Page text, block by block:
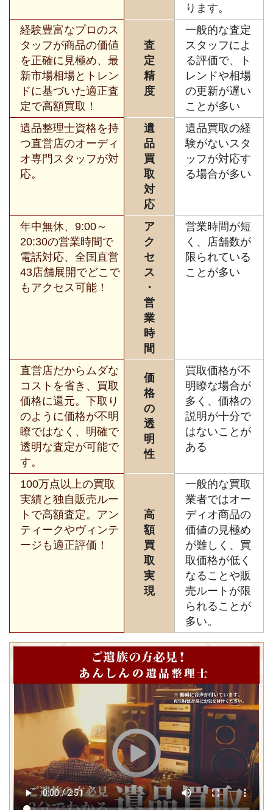
ります。
経験豊富なプロのス
タッフが商品の価値
を正確に見極め、最
新市場相場とトレン
ドに基づいた適正査
定で高額買取！
査
定
精
度
一般的な査定
スタッフによ
る評価で、ト
レンドや相場
の更新が遅い
ことが多い
遺品整理士資格を持
つ直営店のオーディ
オ専門スタッフが対
応。
遺
品
買
取
対
応
遺品買取の経
験がないスタ
ッフが対応す
る場合が多い
年中無休、9:00～
20:30の営業時間で
電話対応、全国直営
43店舗展開でどこで
もアクセス可能！
ア
ク
セ
ス
・
営
業
時
間
営業時間が短
く、店舗数が
限られている
ことが多い
直営店だからムダな
コストを省き、買取
価格に還元。下取り
のように価格が不明
瞭ではなく、明確で
透明な査定が可能で
す。
価
格
の
透
明
性
買取価格が不
明瞭な場合が
多く、価格の
説明が十分で
はないことが
ある
100万点以上の買取
実績と独自販売ルー
トで高額査定。アン
ティークやヴィンテ
ージも適正評価！
高
額
買
取
実
現
一般的な買取
業者ではオー
ディオ商品の
価値の見極め
が難しく、買
取価格が低く
なることや販
売ルートが限
られることが
多い。